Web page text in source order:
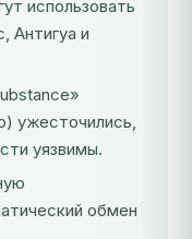
использовать
Антигуа и
ужесточились,
уязвимы.
обмен